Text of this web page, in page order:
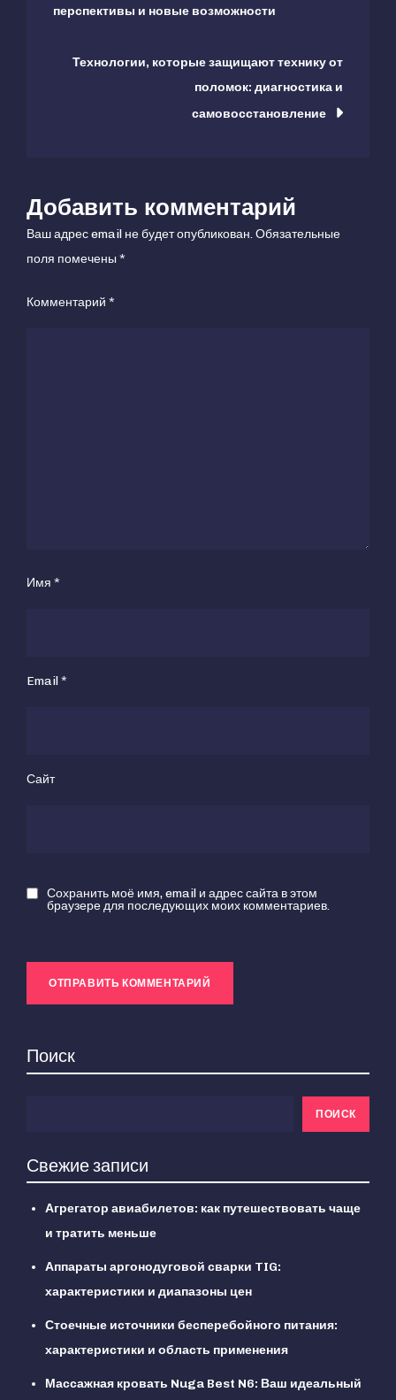
удаленного
по
записям
перспективы и новые возможности
Технологии, которые защищают технику от
поломок: диагностика и
самовосстановление
Добавить комментарий
Ваш адрес email не будет опубликован.Обязательные
поля помечены *
Комментарий *
Имя *
Email*
Сайт
Сохранить моё имя, email и адрес сайта в этом
браузере для последующих моих комментариев.
Поиск
ПОИСК
Свежие записи
Агрегатор авиабилетов: как путешествовать чаще
и тратить меньше
Аппараты аргонодуговой сварки TIG:
характеристики и диапазоны цен
Стоечные источники бесперебойного питания:
характеристики и область применения
Массажная кровать Nuga Best N6: Ваш идеальный